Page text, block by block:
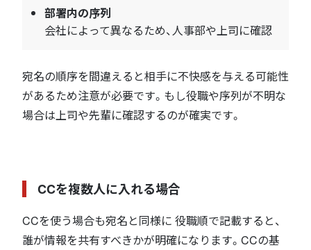
部署内の序列
会社によって異なるため、人事部や上司に確認
宛名の順序を間違えると相手に不快感を与える可能性
があるため注意が必要です。もし役職や序列が不明な
場合は上司や先輩に確認するのが確実です。
CCを複数人に入れる場合
CCを使う場合も宛名と同様に 役職順で記載すると、
誰が情報を共有すべきかが明確になります。CCの基